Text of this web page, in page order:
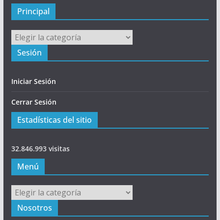
Principal
Principal
Sesión
Iniciar Sesión
Cerrar Sesión
Estadísticas del sitio
32.846.993 visitas
Menú
Menú
Nosotros